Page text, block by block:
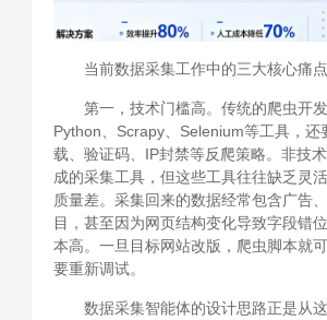
当前数据采集工作中的三大核心痛点
第一，技术门槛高。传统的爬虫开
Python、Scrapy、Selenium等工具，还
载、验证码、IP封禁等反爬策略。非技
成的采集工具，但这些工具往往缺乏灵
质量差。采集回来的数据经常包含广告
目，甚至因为网页结构变化导致字段错
本高。一旦目标网站改版，爬虫脚本就
要重新调试。
数据采集智能体的设计思路正是从